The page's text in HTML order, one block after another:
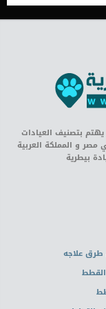
بتصنيف العيادات
مصر و المملكة العربية
بيطرية
طرق علاجه